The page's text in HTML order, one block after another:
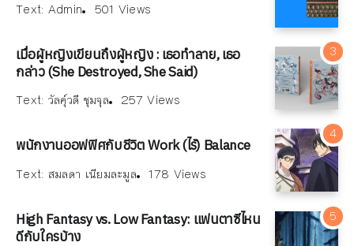
Text: Admin 501 Views
เมื่อผู้หญิงเขียนถึงผู้หญิง : เธอทำลาย, เธอ
กล่าว (She Destroyed, She Said)
Text: วัลคุ์วดี ชุมจุล 257 Views
พนักงานออฟฟิศกับชีวิต Work (ไร้) Balance
Text: สมลดา เนียมละมูล 178 Views
High Fantasy vs. Low Fantasy: แฟนตาซีไหน
ดีกับใครบ้าง